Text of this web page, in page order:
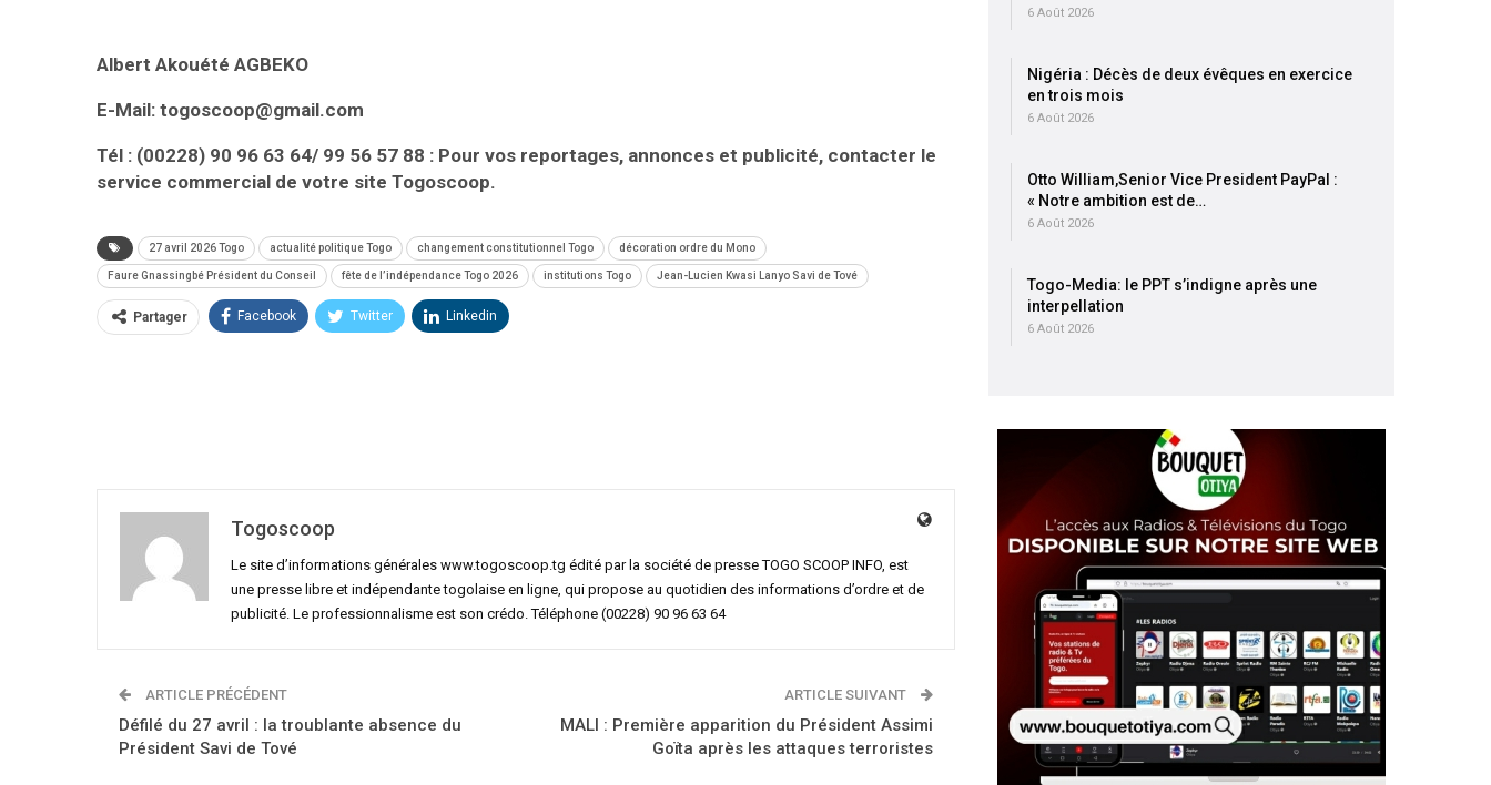
Albert Akouété AGBEKO
E-Mail: togoscoop@gmail.com
Tél : (00228) 90 96 63 64/ 99 56 57 88 : Pour vos reportages, annonces et publicité, contacter le
service commercial de votre site Togoscoop.
27 avril 2026 Togo actualité politique Togo changement constitutionnel Togo décoration ordre du Mono
Faure Gnassingbé Président du Conseil fête de l’indépendance Togo 2026 institutions Togo Jean-Lucien Kwasi Lanyo Savi de Tové
Partager Facebook Twitter Linkedin
Togoscoop
Le site d’informations générales www.togoscoop.tg édité par la société de presse TOGO SCOOP INFO, est
une presse libre et indépendante togolaise en ligne, qui propose au quotidien des informations d’ordre et de
publicité. Le professionnalisme est son crédo. Téléphone (00228) 90 96 63 64
ARTICLE PRÉCÉDENT
Défilé du 27 avril : la troublante absence du
Président Savi de Tové
ARTICLE SUIVANT
MALI : Première apparition du Président Assimi
Goïta après les attaques terroristes
6 Août 2026
Nigéria : Décès de deux évêques en exercice
en trois mois
6 Août 2026
Otto William,Senior Vice President PayPal :
« Notre ambition est de…
6 Août 2026
Togo-Media: le PPT s’indigne après une
interpellation
6 Août 2026